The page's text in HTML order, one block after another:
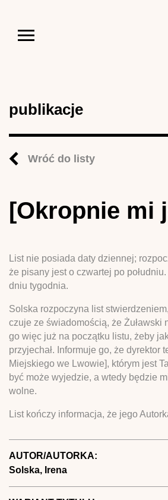
publikacje
Wróć do listy
[Okropnie mi
List nie posiada daty dziennej;
że pisany jest o czwartej po
dniu tygodnia.
Solska rozpoczyna list
czuje ze świadomością, że Żuławski
go więc już na początku listu, żeby
przyjechał. Informuje go, że dyrektor
Miejskiego we Lwowie], którym jest
być może wyjedzie, a wtedy będzie
wolne.
List kończy informacja, że jego
AUTOR/AUTORKA:
Solska, Irena